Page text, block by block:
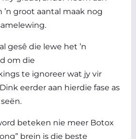
’n groot aantal maak nog
gesê die lewe het ’n
om die
te ignoreer wat jy vir
eerder aan hierdie fase as
seën.
beteken nie meer Botox
brein is die beste